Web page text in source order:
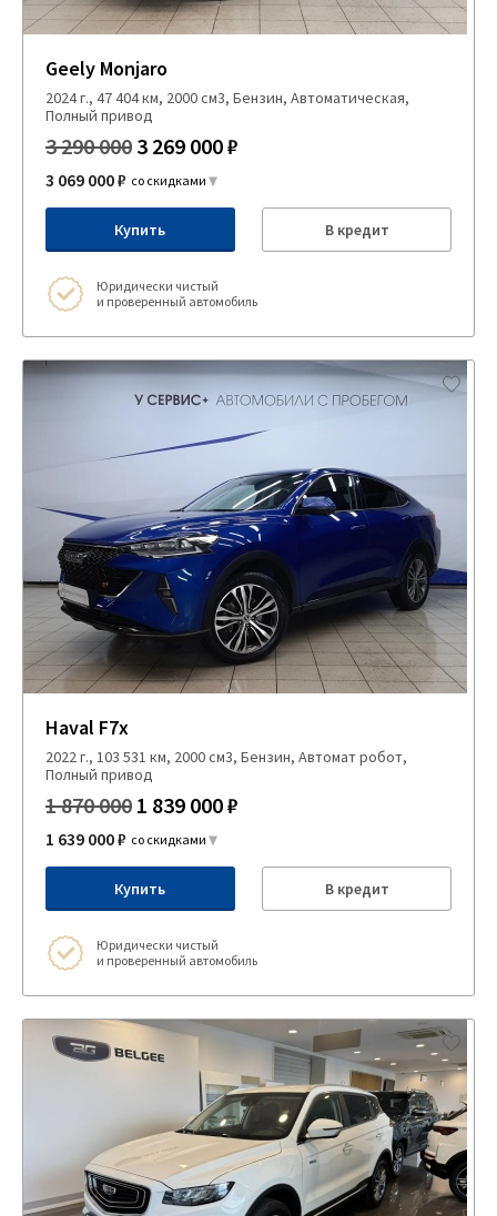
Geely Monjaro
2024 г., 47 404 км, 2000 см3, Бензин, Автоматическая,
Полный привод
3 290 000 3 269 000 ₽
3 069 000 ₽ со скидками
Купить В кредит
Юридически чистый
и проверенный автомобиль
Haval F7x
2022 г., 103 531 км, 2000 см3, Бензин, Автомат робот,
Полный привод
1 870 000 1 839 000 ₽
1 639 000 ₽ со скидками
Купить В кредит
Юридически чистый
и проверенный автомобиль